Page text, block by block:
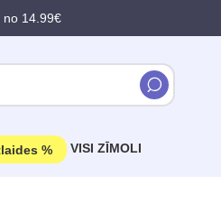
no 14.99€
% VISI ZĪMOLI